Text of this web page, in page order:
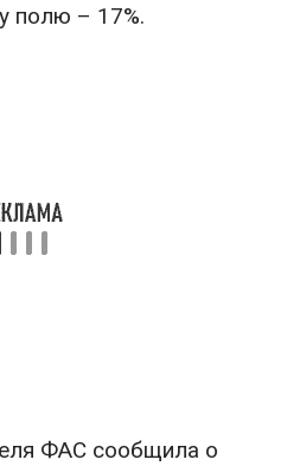
полю – 17%.
ФАС сообщила о